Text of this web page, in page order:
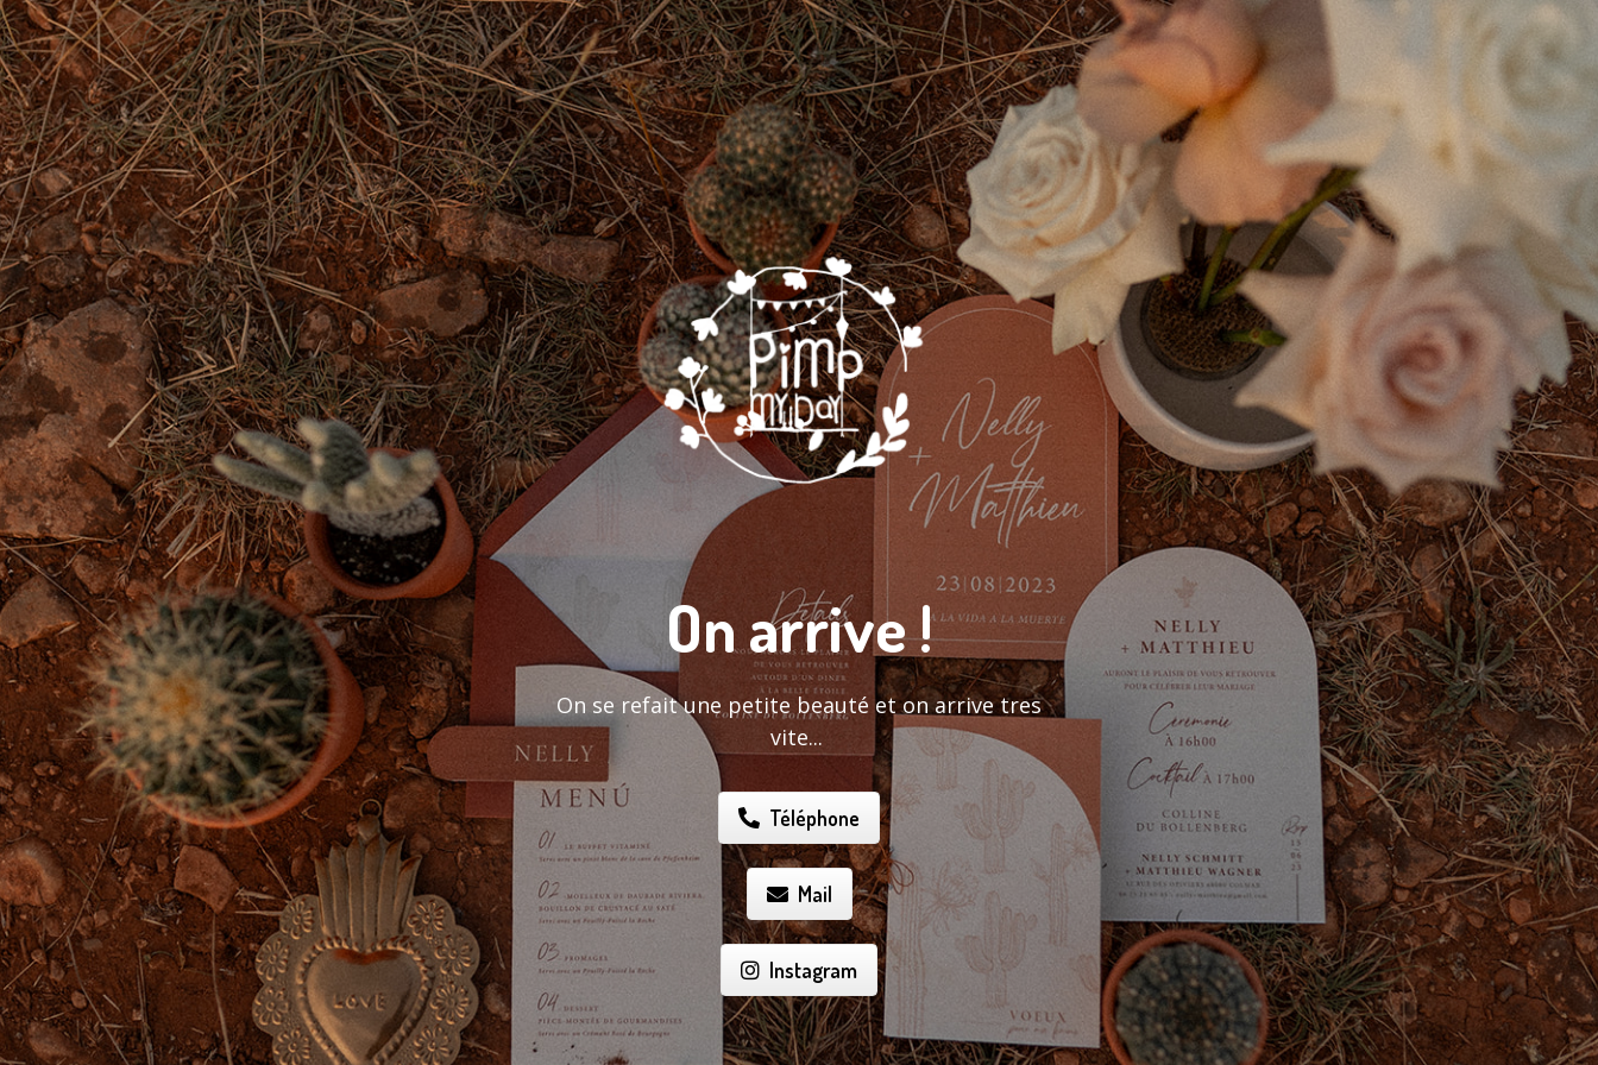
On arrive !
On se refait une petite beauté et on arrive tres
vite...
Téléphone
Mail
Instagram